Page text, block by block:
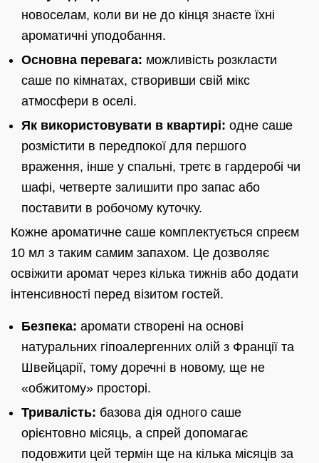
новоселам, коли ви не до кінця знаєте їхні
ароматичні уподобання.
Основна перевага: можливість розкласти
саше по кімнатах, створивши свій мікс
атмосфери в оселі.
Як використовувати в квартирі: одне саше
розмістити в передпокої для першого
враження, інше у спальні, третє в гардеробі чи
шафі, четверте залишити про запас або
поставити в робочому куточку.
Кожне ароматичне саше комплектується спреєм
10 мл з таким самим запахом. Це дозволяє
освіжити аромат через кілька тижнів або додати
інтенсивності перед візитом гостей.
Безпека: аромати створені на основі
натуральних гіпоалергенних олій з Франції та
Швейцарії, тому доречні в новому, ще не
«обжитому» просторі.
Тривалість: базова дія одного саше
орієнтовно місяць, а спрей допомагає
подовжити цей термін ще на кілька місяців за